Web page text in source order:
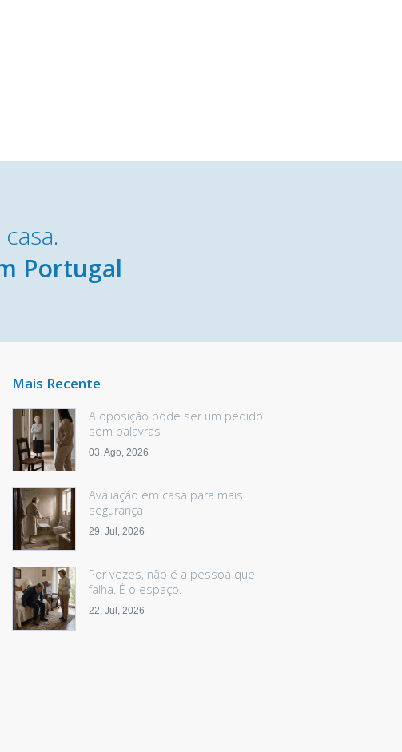
Portugal
Mais Recente
A oposição pode ser um pedido
sem palavras
03, Ago, 2026
Avaliação em casa para mais
segurança
29, Jul, 2026
Por vezes, não é a pessoa que
falha. É o espaço.
22, Jul, 2026